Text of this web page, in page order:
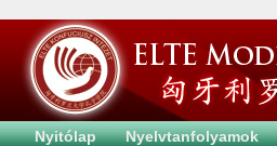
Nyitólap Nyelvtanfolyamok